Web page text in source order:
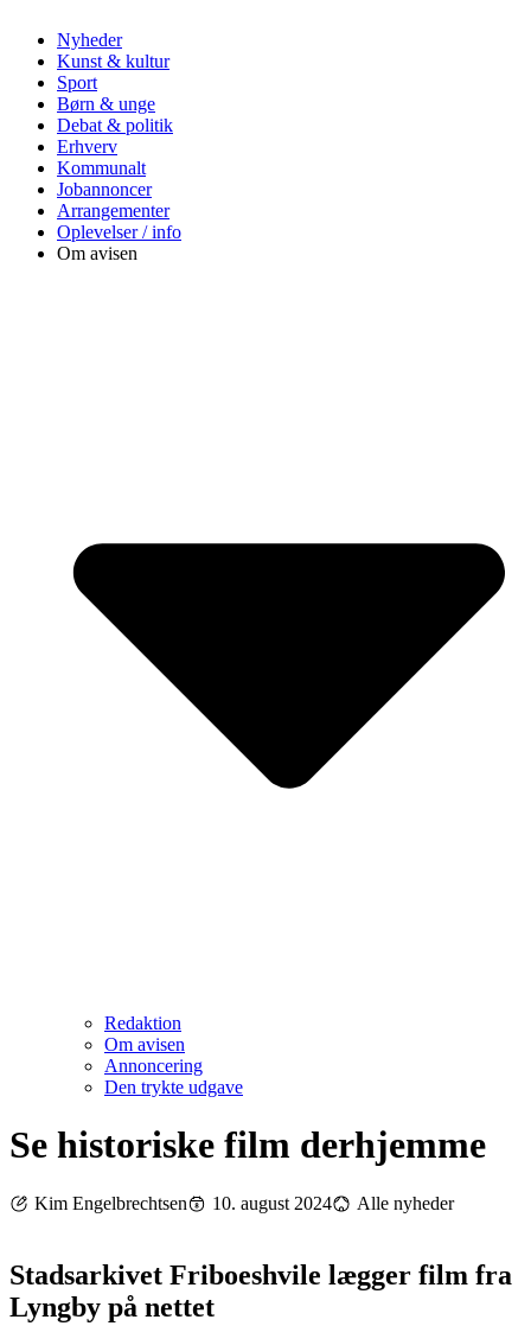
Nyheder
Kunst & kultur
Sport
Børn & unge
Debat & politik
Erhverv
Kommunalt
Jobannoncer
Arrangementer
Oplevelser / info
Om avisen
Redaktion
Om avisen
Annoncering
Den trykte udgave
Se historiske film derhjemme
Kim Engelbrechtsen 10. august 2024 Alle nyheder
Stadsarkivet Friboeshvile lægger film fra
Lyngby på nettet